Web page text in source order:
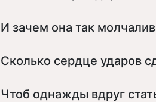
И зачем она так
Сколько сердце ударов
Чтоб однажды вдруг